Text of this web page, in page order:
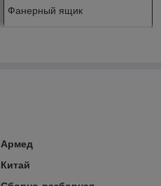
Фанерный ящик
Армед
Китай